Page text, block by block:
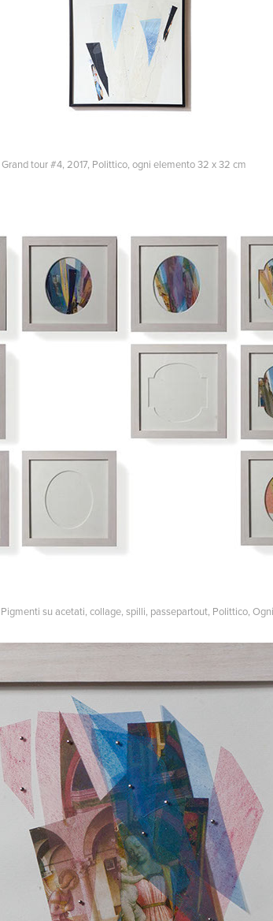
Grand tour #4, 2017, Polittico, ogni elemento 32 x 32 cm
su acetati, collage, spilli, passepartout, Polittico,